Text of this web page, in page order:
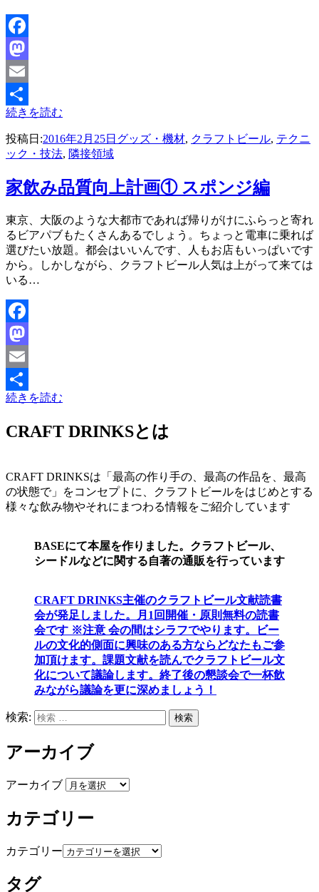
Facebook
Mastodon
Email
共
有
続きを読む
投稿日:2016年2月25日 グッズ・機材, クラフトビール, テクニ
ック・技法, 隣接領域
家飲み品質向上計画① スポンジ編
投稿者master
東京、大阪のような大都市であれば帰りがけにふらっと寄れ
るビアパブもたくさんあるでしょう。ちょっと電車に乗れば
選びたい放題。都会はいいんです、人もお店もいっぱいです
から。しかしながら、クラフトビール人気は上がって来ては
いる…
Facebook
Mastodon
Email
共
有
続きを読む
CRAFT DRINKSとは
CRAFT DRINKSは「最高の作り手の、最高の作品を、最高
の状態で」をコンセプトに、クラフトビールをはじめとする
様々な飲み物やそれにまつわる情報をご紹介しています
BASEにて本屋を作りました。クラフトビール、
シードルなどに関する自著の通販を行っています
CRAFT DRINKS主催のクラフトビール文献読書
会が発足しました。
月1回開催・原則無料の読書
会です ※注意 会の間はシラフでやります。
ビー
ルの文化的側面に興味のある方ならどなたもご参
加頂けます。 課題文献を読んでクラフトビール文
化について議論します。 終了後の懇談会で一杯飲
みながら議論を更に深めましょう！
検索: 検索
アーカイブ
アーカイブ
カテゴリー
カテゴリー
タグ